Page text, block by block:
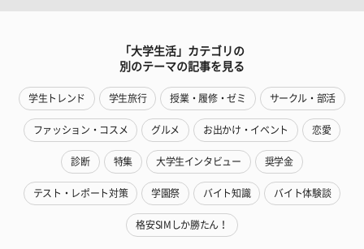
「大学生活」カテゴリの
別のテーマの記事を見る
学生トレンド 学生旅行 授業・履修・ゼミ サークル・部活
ファッション・コスメ グルメ お出かけ・イベント 恋愛
診断 特集 大学生インタビュー 奨学金
テスト・レポート対策 学園祭 バイト知識 バイト体験談
格安SIMしか勝たん！